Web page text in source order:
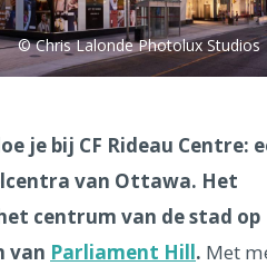
© Chris Lalonde Photolux Studios
je bij CF Rideau Centre:
van Ottawa. Het
centrum van de stad op
van Parliament Hill. Met